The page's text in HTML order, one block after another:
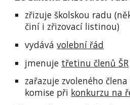
zřizuje školskou radu
činí i zřizovací listinou)
vydávávolební řád
jmenuje třetinu členů ŠR
zařazuje zvoleného
komise při konkurzu na